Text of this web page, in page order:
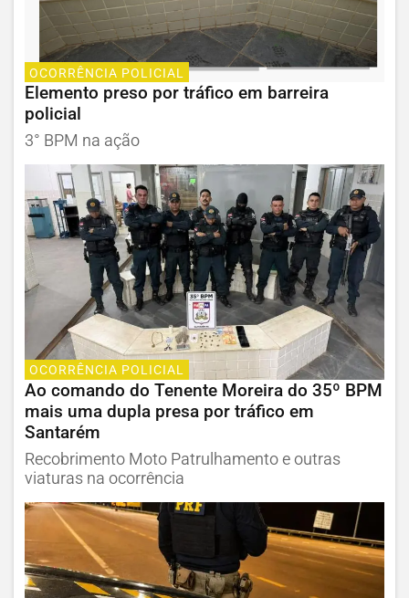
OCORRÊNCIA POLICIAL
Elemento preso por tráfico em barreira
policial
3° BPM na ação
OCORRÊNCIA POLICIAL
Ao comando do Tenente Moreira do 35º BPM
mais uma dupla presa por tráfico em
Santarém
Recobrimento Moto Patrulhamento e outras
viaturas na ocorrência